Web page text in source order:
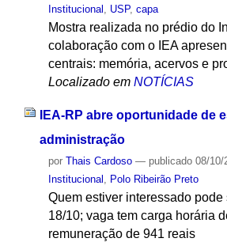
Institucional
USP, capa
Mostra realizada no prédio do
colaboração com o IEA
centrais: memória, acervos e
Localizado em NOTÍCIAS
IEA-RP abre oportunidade de
administração
por Thais Cardoso — publicado08/10/
Institucional , Polo Ribeirão Preto
Quem estiver interessado pode
18/10; vaga tem carga horária
remuneração de 941 reais